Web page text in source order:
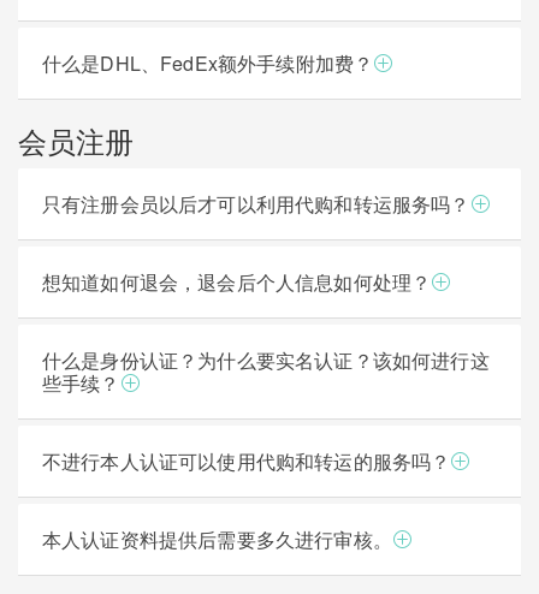
什么是DHL、FedEx额外手续附加费？
会员注册
只有注册会员以后才可以利用代购和转运服务​​吗？
想知道如何退会，退会后个人信息如何处理？
什么是身份认证？为什么要实名认证？该如何进行这
些手续？
不进行本人认证可以使用代购和转运的服务吗？
本人认证资料提供后需要多久进行审核。